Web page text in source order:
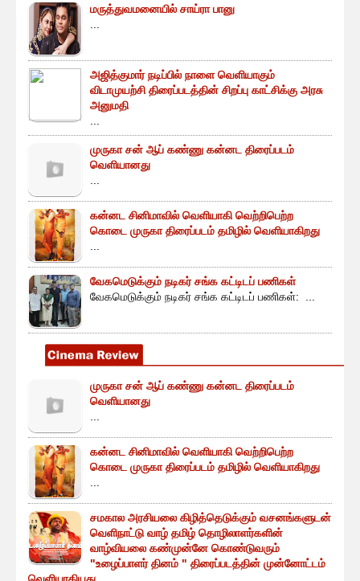
மருத்துவமனையில் சாய்ரா பானு
அஜித்குமார் நடிப்பில் நாளை வெளியாகும்
விடாமுயற்சி திரைப்படத்தின் சிறப்பு காட்சிக்கு அரசு
அனுமதி
முருகா சன் ஆப் கண்ணு கன்னட திரைப்படம்
வெளியானது
கன்னட சினிமாவில் வெளியாகி வெற்றிபெற்ற
கொடை முருகா திரைப்படம் தமிழில் வெளியாகிறது
வேகமெடுக்கும் நடிகர் சங்க கட்டிடப் பணிகள்
வேகமெடுக்கும் நடிகர் சங்க கட்டிடப் பணிகள்: ...
முருகா சன் ஆப் கண்ணு கன்னட திரைப்படம்
வெளியானது
கன்னட சினிமாவில் வெளியாகி வெற்றிபெற்ற
கொடை முருகா திரைப்படம் தமிழில் வெளியாகிறது
சமகால அரசியலை கிழித்தெடுக்கும் வசனங்களுடன்
வெளிநாட்டு வாழ் தமிழ் தொழிலாளர்களின்
வாழ்வியலை கண்முன்னே கொண்டுவரும்
"உழைப்பாளர் தினம் " திரைப்படத்தின் முன்னோட்டம்